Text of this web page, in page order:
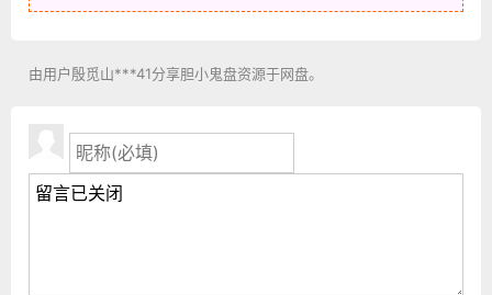
由用户殷觅山***41分享胆小鬼盘资源于网盘。